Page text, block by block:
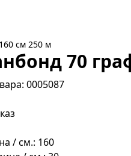
см 250 м
70
0005087
/ см.: 160